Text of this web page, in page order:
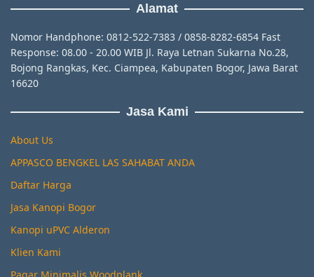
Alamat
Nomor Handphone: 0812-522-7383 / 0858-8282-6854 Fast
Response: 08.00 - 20.00 WIB Jl. Raya Letnan Sukarna No.28,
Bojong Rangkas, Kec. Ciampea, Kabupaten Bogor, Jawa Barat
16620
Jasa Kami
About Us
APPASCO BENGKEL LAS SAHABAT ANDA
Daftar Harga
Jasa Kanopi Bogor
Kanopi uPVC Alderon
Klien Kami